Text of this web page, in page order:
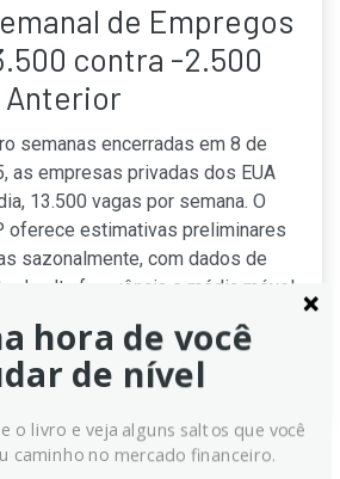
de Empregos
contra -2.500
Anterior
semanas encerradas em 8 de
as empresas privadas dos EUA
13.500 vagas por semana. O
oferece estimativas preliminares
sazonalmente, com dados de
de alta frequência e média móvel
hora de você
de nível
o livro e veja alguns saltos que você
caminho no mercado financeiro.